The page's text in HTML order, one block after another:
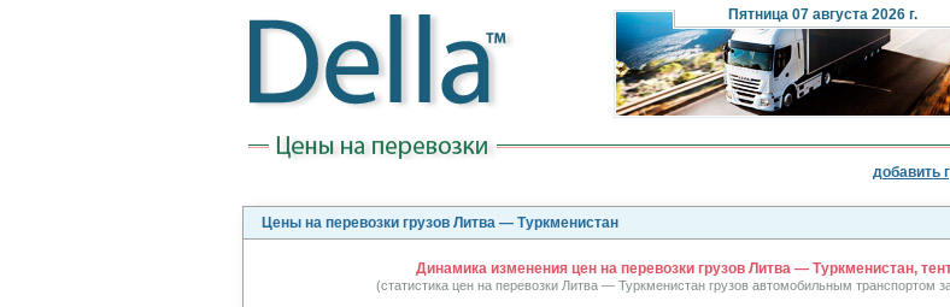
Пятница07 августа 2026 г.
добавить
Цены на перевозки грузов Литва — Туркменистан
Динамика изменения цен на перевозки грузов Литва — Туркменистан,
(статистика цен на перевозки Литва — Туркменистан грузов автомобильным транспортом